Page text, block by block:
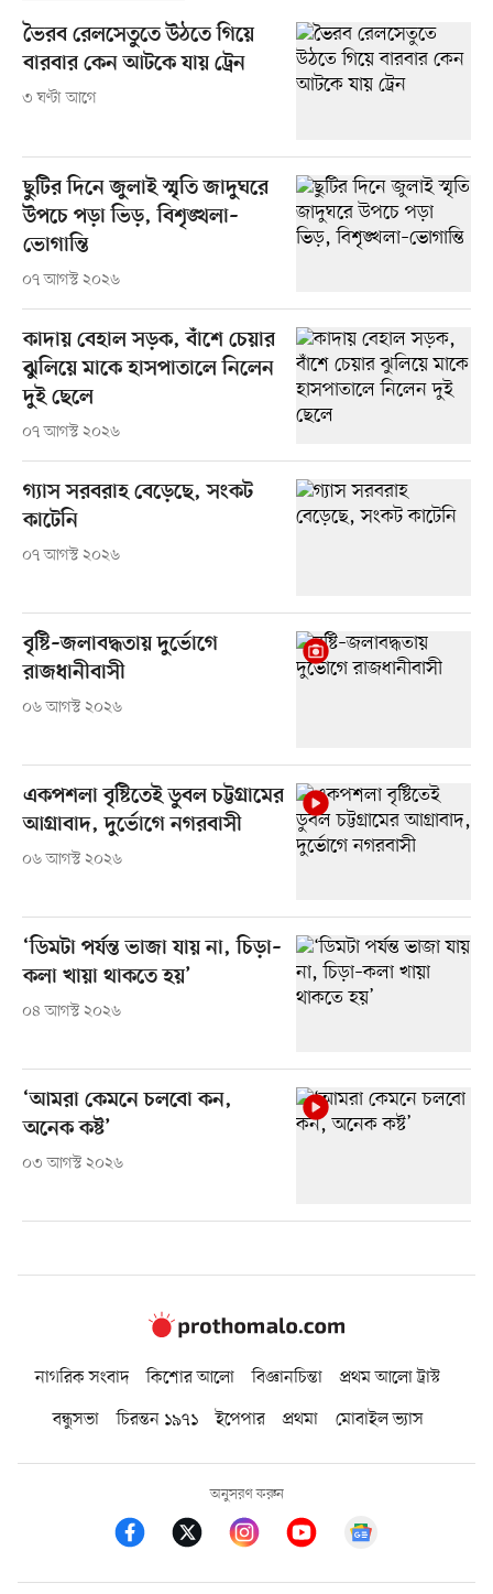
ভৈরব রেলসেতুতে উঠতে গিয়ে
বারবার কেন আটকে যায় ট্রেন
৩ ঘণ্টা আগে
ছুটির দিনে জুলাই স্মৃতি জাদুঘরে
উপচে পড়া ভিড়, বিশৃঙ্খলা–
ভোগান্তি
০৭ আগস্ট ২০২৬
কাদায় বেহাল সড়ক, বাঁশে চেয়ার
ঝুলিয়ে মাকে হাসপাতালে নিলেন
দুই ছেলে
০৭ আগস্ট ২০২৬
গ্যাস সরবরাহ বেড়েছে, সংকট
কাটেনি
০৭ আগস্ট ২০২৬
বৃষ্টি–জলাবদ্ধতায় দুর্ভোগে
রাজধানীবাসী
০৬ আগস্ট ২০২৬
একপশলা বৃষ্টিতেই ডুবল চট্টগ্রামের
আগ্রাবাদ, দুর্ভোগে নগরবাসী
০৬ আগস্ট ২০২৬
‘ডিমটা পর্যন্ত ভাজা যায় না, চিড়া–
কলা খায়া থাকতে হয়’
০৪ আগস্ট ২০২৬
‘আমরা কেমনে চলবো কন,
অনেক কষ্ট’
০৩ আগস্ট ২০২৬
নাগরিক সংবাদ কিশোর আলো বিজ্ঞানচিন্তা
প্রথম আলো ট্রাস্ট
বন্ধুসভা
চিরন্তন ১৯৭১ ইপেপার প্রথমা মোবাইল ভ্যাস
অনুসরণ করুন